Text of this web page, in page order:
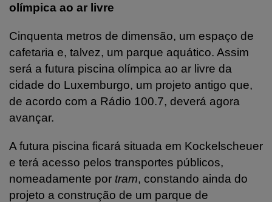
olímpica ao ar livre
Cinquenta metros de dimensão, um espaço de
cafetaria e, talvez, um parque aquático. Assim
será a futura piscina olímpica ao ar livre da
cidade do Luxemburgo, um projeto antigo que,
de acordo com a Rádio 100.7, deverá agora
avançar.
A futura piscina ficará situada em Kockelscheuer
e terá acesso pelos transportes públicos,
nomeadamente por tram, constando ainda do
projeto a construção de um parque de